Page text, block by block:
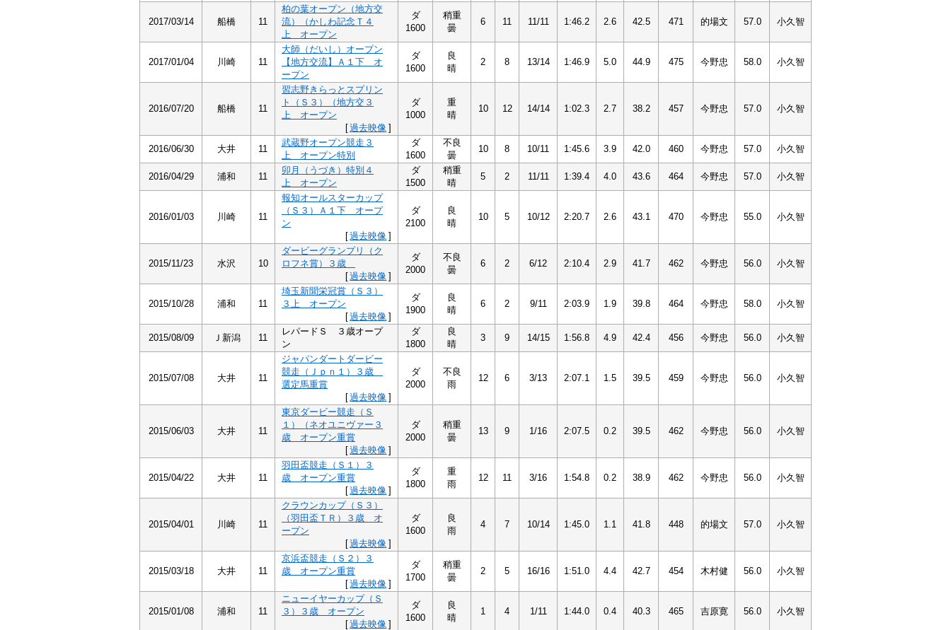
2017/03/14 船橋 11
柏の葉オープン（地方交
流）（かしわ記念Ｔ４
上 オープン
ダ
1600
稍重
曇
6 11 11/11 1:46.2 2.6 42.5 471 的場文 57.0 小久智
2017/01/04 川崎 11
大師（だいし）オープン
【地方交流】Ａ１下 オ
ープン
ダ
1600
良
晴
2 8 13/14 1:46.9 5.0 44.9 475 今野忠 58.0 小久智
2016/07/20 船橋 11
習志野きらっとスプリン
ト（Ｓ３）（地方交３
上 オープン
[過去映像 ]
ダ
1000
重
晴
10 12 14/14 1:02.3 2.7 38.2 457 今野忠 57.0 小久智
2016/06/30 大井 11
武蔵野オープン競走３
上 オープン特別
ダ
1600
不良
曇
10 8 10/11 1:45.6 3.9 42.0 460 今野忠 57.0 小久智
2016/04/29 浦和 11
卯月（うづき）特別４
上 オープン
ダ
1500
稍重
晴
5 2 11/11 1:39.4 4.0 43.6 464 今野忠 57.0 小久智
2016/01/03 川崎 11
報知オールスターカップ
（Ｓ３）Ａ１下 オープ
ン
[過去映像 ]
ダ
2100
良
晴
10 5 10/12 2:20.7 2.6 43.1 470 今野忠 55.0 小久智
2015/11/23 水沢 10
ダービーグランプリ（ク
ロフネ賞）３歳
[過去映像 ]
ダ
2000
不良
曇
6 2 6/12 2:10.4 2.9 41.7 462 今野忠 56.0 小久智
2015/10/28 浦和 11
埼玉新聞栄冠賞（Ｓ３）
３上 オープン
[過去映像 ]
ダ
1900
良
晴
6 2 9/11 2:03.9 1.9 39.8 464 今野忠 58.0 小久智
2015/08/09 Ｊ新潟 11
レパードＳ ３歳オープ
ン
ダ
1800
良
晴
3 9 14/15 1:56.8 4.9 42.4 456 今野忠 56.0 小久智
2015/07/08 大井 11
ジャパンダートダービー
競走（Ｊｐｎ１）３歳
選定馬重賞
[過去映像 ]
ダ
2000
不良
雨
12 6 3/13 2:07.1 1.5 39.5 459 今野忠 56.0 小久智
2015/06/03 大井 11
東京ダービー競走（Ｓ
１）（ネオユニヴァー３
歳 オープン重賞
[過去映像 ]
ダ
2000
稍重
曇
13 9 1/16 2:07.5 0.2 39.5 462 今野忠 56.0 小久智
2015/04/22 大井 11
羽田盃競走（Ｓ１）３
歳 オープン重賞
[過去映像 ]
ダ
1800
重
雨
12 11 3/16 1:54.8 0.2 38.9 462 今野忠 56.0 小久智
2015/04/01 川崎 11
クラウンカップ（Ｓ３）
（羽田盃ＴＲ）３歳 オ
ープン
[過去映像 ]
ダ
1600
良
雨
4 7 10/14 1:45.0 1.1 41.8 448 的場文 57.0 小久智
2015/03/18 大井 11
京浜盃競走（Ｓ２）３
歳 オープン重賞
[過去映像 ]
ダ
1700
稍重
曇
2 5 16/16 1:51.0 4.4 42.7 454 木村健 56.0 小久智
2015/01/08 浦和 11
ニューイヤーカップ（Ｓ
３）３歳 オープン
[過去映像 ]
ダ
1600
良
晴
1 4 1/11 1:44.0 0.4 40.3 465 吉原寛 56.0 小久智